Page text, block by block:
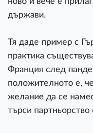
държави.
Тя даде пример с
практика
Франция след
положителното е,
желание да се
търси партньорство